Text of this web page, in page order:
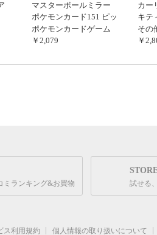
マスターボールミラー
ポケモンカード151 ピッ
ピ カモネギ パウワ
ウ etc
ポケモンカードゲーム
￥2,079
カ
キテ
コッ
その
￥
ミランキング&お買物 試せる
ス利用規約
個人情報の取り扱いについて